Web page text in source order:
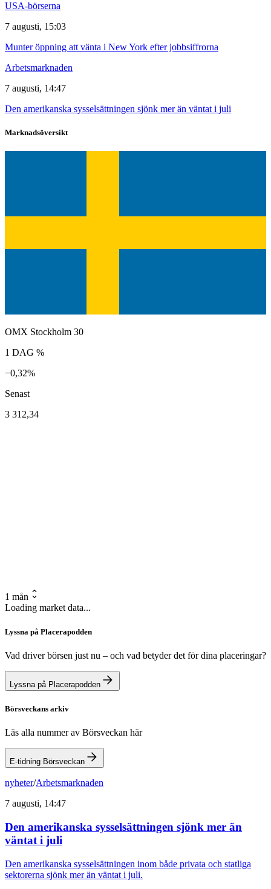
USA-börserna
7 augusti, 15:03
Munter öppning att vänta i New York efter jobbsiffrorna
Arbetsmarknaden
7 augusti, 14:47
Den amerikanska sysselsättningen sjönk mer än väntat i juli
Marknadsöversikt
OMX Stockholm 30
1 DAG %
−0,32%
Senast
3 312,34
1 mån
Loading market data...
Lyssna på Placerapodden
Vad driver börsen just nu – och vad betyder det för dina placeringar?
Lyssna på Placerapodden
Börsveckans arkiv
Läs alla nummer av Börsveckan här
E-tidning Börsveckan
nyheter/Arbetsmarknaden
7 augusti, 14:47
Den amerikanska sysselsättningen sjönk mer än
väntat i juli
Den amerikanska sysselsättningen inom både privata och statliga
sektorerna sjönk mer än väntat i juli.